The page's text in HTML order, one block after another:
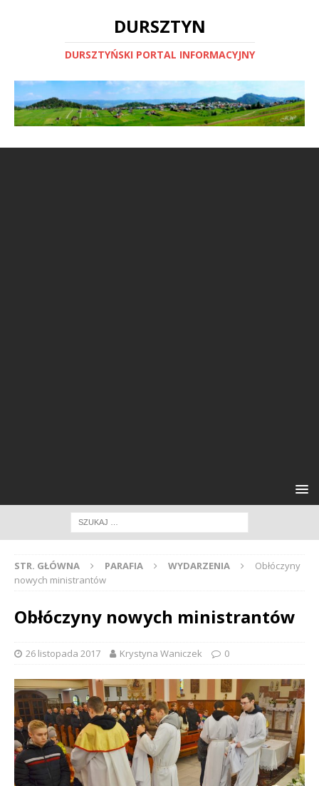
DURSZTYN
DURSZTYŃSKI PORTAL INFORMACYJNY
STR. GŁÓWNA PARAFIA WYDARZENIA
Obłóczyny
nowych ministrantów
Obłóczyny nowych ministrantów
26 listopada 2017 Krystyna Waniczek 0